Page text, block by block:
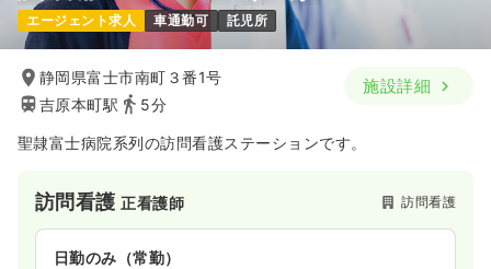
エージェント求人 車通勤可 託児所
静岡県富士市南町３番1号
吉原本町駅
5分
施設詳細
聖隷富士病院系列の訪問看護ステーションです。
訪問看護正看護師 訪問看護
日勤のみ（常勤）